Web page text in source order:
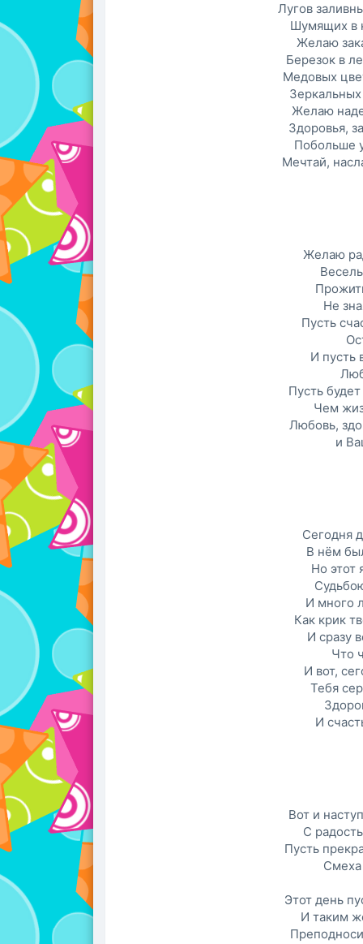
Лугов
Шумящих в
Желаю
Березок в
Медовых
Желаю
Здоровья,
Побольше
Мечтай,
Желаю
Не
Пусть
И пусть
Пусть
Чем
Любовь,
и
Сегодня
В нём
Но этот
И много
Как крик
И сразу
Что
И вот,
Тебя
И
Вот и
С
Пусть
Этот день
И таким